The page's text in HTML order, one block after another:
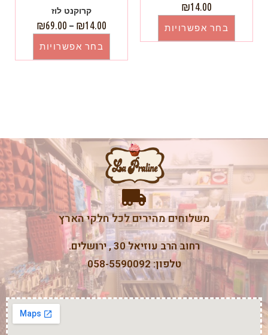
₪14.00
בחר אפשרויות
קרוקנט לוז
₪14.00
–
₪69.00
בחר אפשרויות
משלוחים מהירים לכל חלקי הארץ
רחוב הרב עוזיאל 30 , ירושלים.
טלפון: 058-5590092